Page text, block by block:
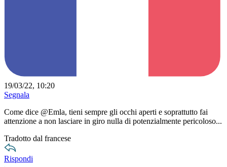
19/03/22, 10:20
Segnala
Come dice @Emla, tieni sempre gli occhi aperti e soprattutto fai
attenzione a non lasciare in giro nulla di potenzialmente pericoloso...
Tradotto dal francese
Rispondi